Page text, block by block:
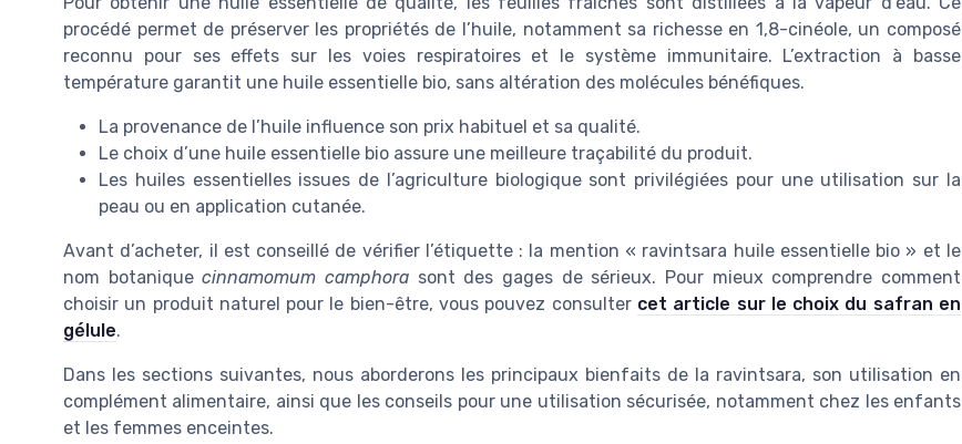
procédé permet de préserver les propriétés de l’huile, notamment sa richesse en 1,8-cinéole, un composé
reconnu pour ses effets sur les voies respiratoires et le système immunitaire. L’extraction à basse
température garantit une huile essentielle bio, sans altération des molécules bénéfiques.
La provenance de l’huile influence son prix habituel et sa qualité.
Le choix d’une huile essentielle bio assure une meilleure traçabilité du produit.
Les huiles essentielles issues de l’agriculture biologique sont privilégiées pour une utilisation sur la
peau ou en application cutanée.
Avant d’acheter, il est conseillé de vérifier l’étiquette : la mention « ravintsara huile essentielle bio » et le
nom botaniquecinnamomum camphora sont des gages de sérieux. Pour mieux comprendre comment
choisir un produit naturel pour le bien-être, vous pouvez consulter cet article sur le choix du safran en
gélule.
Dans les sections suivantes, nous aborderons les principaux bienfaits de la ravintsara, son utilisation en
complément alimentaire, ainsi que les conseils pour une utilisation sécurisée, notamment chez les enfants
et les femmes enceintes.